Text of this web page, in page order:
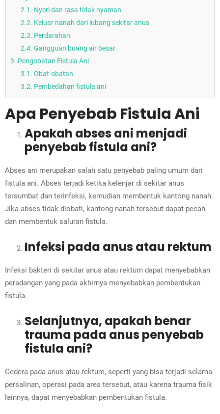
2.1. Nyeri dan rasa tidak nyaman
2.2. Keluar nanah dari lubang sekitar anus
2.3. Perdarahan
2.4. Gangguan buang air besar
3. Pengobatan Fistula Ani
3.1. Obat-obatan
3.2. Pembedahan fistula ani
Apa Penyebab Fistula Ani
Apakah abses ani menjadi
penyebab fistula ani?
Abses ani merupakan salah satu penyebab paling umum dari
fistula ani. Abses terjadi ketika kelenjar di sekitar anus
tersumbat dan terinfeksi, kemudian membentuk kantong nanah.
Jika abses tidak diobati, kantong nanah tersebut dapat pecah
dan membentuk saluran fistula.
Infeksi pada anus atau rektum
Infeksi bakteri di sekitar anus atau rektum dapat menyebabkan
peradangan yang pada akhirnya menyebabkan pembentukan
fistula.
Selanjutnya, apakah benar
trauma pada anus penyebab
fistula ani?
Cedera pada anus atau rektum, seperti yang bisa terjadi selama
persalinan, operasi pada area tersebut, atau karena trauma fisik
lainnya, dapat menyebabkan pembentukan fistula.